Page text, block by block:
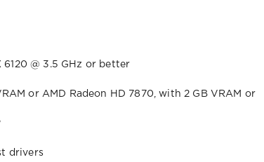
6120 @ 3.5 GHz or better
or AMD Radeon HD 7870, with 2 GB VRAM or
drivers